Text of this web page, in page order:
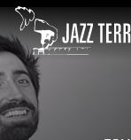
Vés al contingut